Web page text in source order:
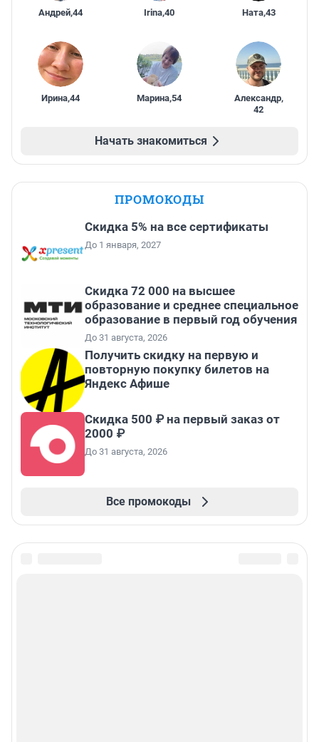
Андрей,44 Irina,40 Ната,43
Ирина,44 Марина,54 Александр,
42
Начать знакомиться
ПРОМОКОДЫ
Скидка 5% на все сертификаты
До 1 января, 2027
Скидка 72 000 на высшее
образование и среднее специальное
образование в первый год обучения
До 31 августа, 2026
Получить скидку на первую и
повторную покупку билетов на
Яндекс Афише
Скидка 500 ₽ на первый заказ от
2000 ₽
До 31 августа, 2026
Все промокоды